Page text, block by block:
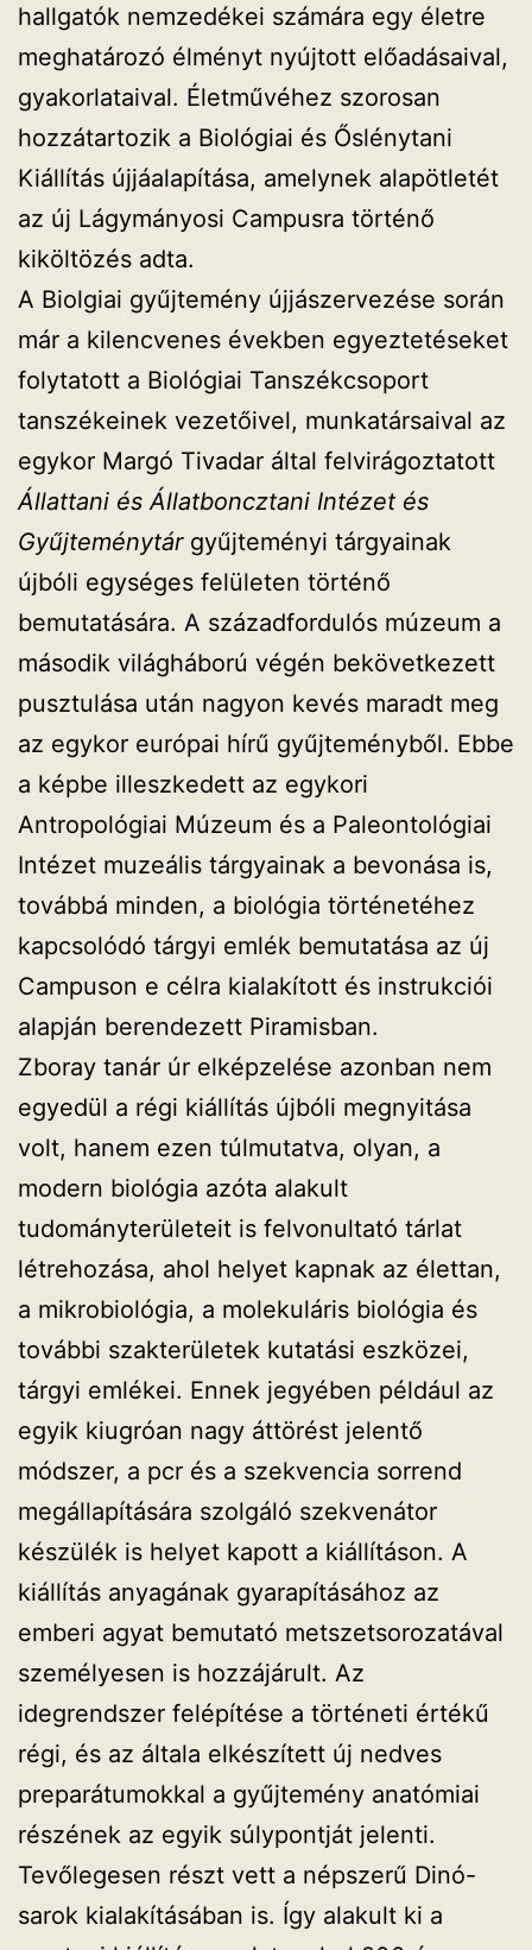
hallgatók nemzedékei számára egy életre
meghatározó élményt nyújtott előadásaival,
gyakorlataival. Életművéhez szorosan
hozzátartozik a Biológiai és Őslénytani
Kiállítás újjáalapítása, amelynek alapötletét
az új Lágymányosi Campusra történő
kiköltözés adta.
A Biolgiai gyűjtemény újjászervezése során
már a kilencvenes években egyeztetéseket
folytatott a Biológiai Tanszékcsoport
tanszékeinek vezetőivel, munkatársaival az
egykor Margó Tivadar által felvirágoztatott
Állattani és Állatboncztani Intézet és
Gyűjteménytárgyűjteményi tárgyainak
újbóli egységes felületen történő
bemutatására. A századfordulós múzeum a
második világháború végén bekövetkezett
pusztulása után nagyon kevés maradt meg
az egykor európai hírű gyűjteményből. Ebbe
a képbe illeszkedett az egykori
Antropológiai Múzeum és a Paleontológiai
Intézet muzeális tárgyainak a bevonása is,
továbbá minden, a biológia történetéhez
kapcsolódó tárgyi emlék bemutatása az új
Campuson e célra kialakított és instrukciói
alapján berendezett Piramisban.
Zboray tanár úr elképzelése azonban nem
egyedül a régi kiállítás újbóli megnyitása
volt, hanem ezen túlmutatva, olyan, a
modern biológia azóta alakult
tudományterületeit is felvonultató tárlat
létrehozása, ahol helyet kapnak az élettan,
a mikrobiológia, a molekuláris biológia és
további szakterületek kutatási eszközei,
tárgyi emlékei. Ennek jegyében például az
egyik kiugróan nagy áttörést jelentő
módszer, a pcr és a szekvencia sorrend
megállapítására szolgáló szekvenátor
készülék is helyet kapott a kiállításon. A
kiállítás anyagának gyarapításához az
emberi agyat bemutató metszetsorozatával
személyesen is hozzájárult. Az
idegrendszer felépítése a történeti értékű
régi, és az általa elkészített új nedves
preparátumokkal a gyűjtemény anatómiai
részének az egyik súlypontját jelenti.
Tevőlegesen részt vett a népszerű Dinó-
sarok kialakításában is. Így alakult ki a